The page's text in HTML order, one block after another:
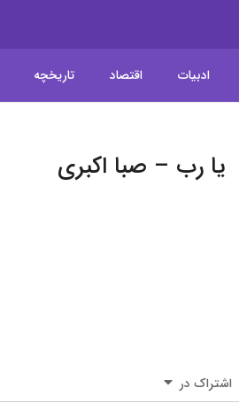
ادبیات اقتصاد تاریخچه
یا رب – صبا اکبری
اشتراک در